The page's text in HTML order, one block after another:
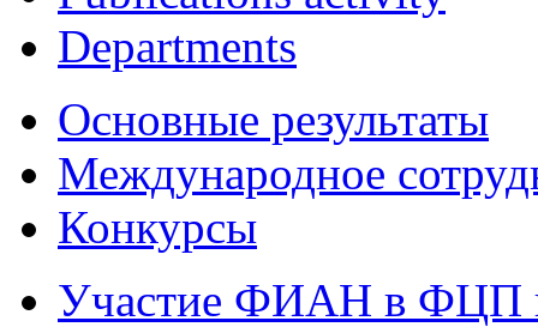
Departments
Основные результаты
Международное
Конкурсы
Участие ФИАН в ФЦП